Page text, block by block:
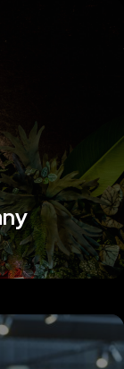
Ut elit tellus, luctus
Ut elit tellus, luctus